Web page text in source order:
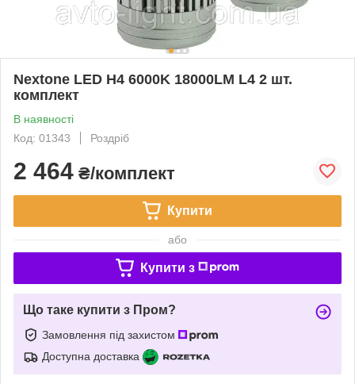
Nextone LED H4 6000K 18000LM L4 2 шт.
комплект
В наявності
Код: 01343
Роздріб
2 464 ₴/комплект
Купити
або
Купити з
Що таке купити з Пром?
Замовлення під захистом
Доступна доставка